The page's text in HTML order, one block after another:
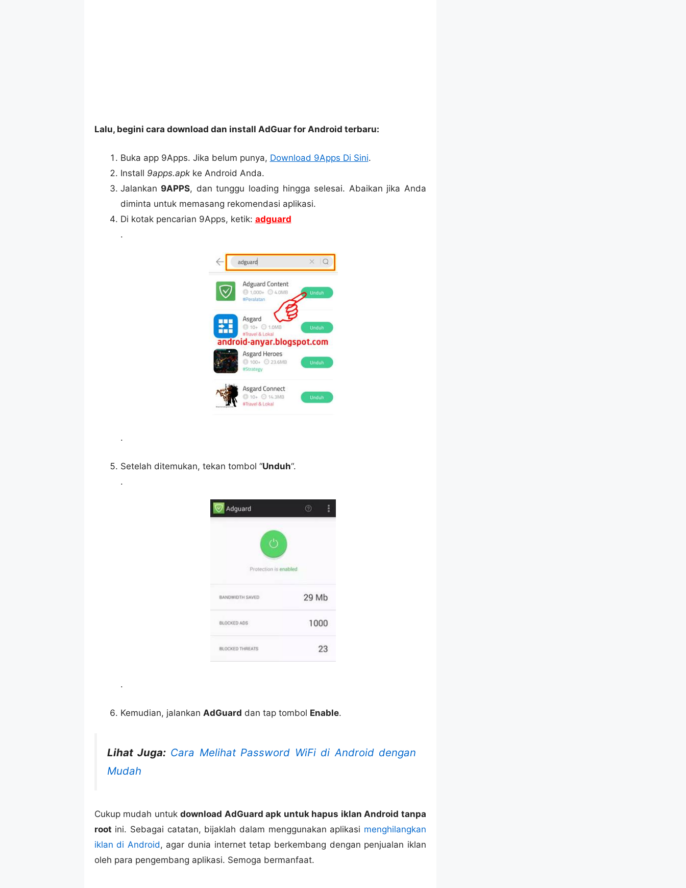
Lalu, begini cara download dan install AdGuar for Android terbaru:
Buka app 9Apps. Jika belum punya, Download 9Apps Di Sini.
Install 9apps.apkke Android Anda.
Jalankan 9APPS, dan tunggu loading hingga selesai. Abaikan jika Anda
diminta untuk memasang rekomendasi aplikasi.
Di kotak pencarian 9Apps, ketik: adguard
.
.
Setelah ditemukan, tekan tombol “Unduh“.
.
.
Kemudian, jalankan AdGuard dan tap tombol Enable.
Lihat Juga: Cara Melihat Password WiFi di Android dengan
Mudah
Cukup mudah untukdownload AdGuard apk untuk hapus iklan Android tanpa
root ini. Sebagai catatan, bijaklah dalam menggunakan aplikasi menghilangkan
iklan di Android, agar dunia internet tetap berkembang dengan penjualan iklan
oleh para pengembang aplikasi. Semoga bermanfaat.